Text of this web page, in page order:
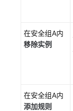
等
连
享
VPC
在安全组A内
移除实例
在安全组A内
添加规则